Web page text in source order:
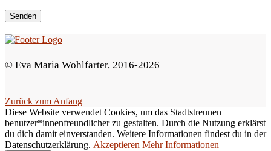
s
e
l
l
e
e
© Eva Maria Wohlfarter, 2016-2026
Zurück zum Anfang
Diese Website verwendet Cookies, um das Stadtstreunen
benutzer*innenfreundlicher zu gestalten. Durch die Nutzung erklärst
du dich damit einverstanden. Weitere Informationen findest du in der
Datenschutzerklärung. Akzeptieren Mehr Informationen